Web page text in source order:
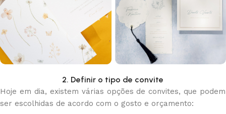
2. Definir o tipo de convite
Hoje em dia, existem várias opções de convites, que podem
ser escolhidas de acordo com o gosto e orçamento: